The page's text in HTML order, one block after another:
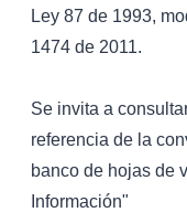
Ley 87 de 1993,
1474 de 2011.
Se invita a
referencia de la
banco de hojas de
Información"